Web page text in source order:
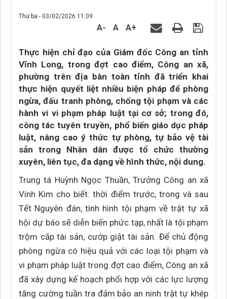
Thứ ba - 03/02/2026 11:09
A- A A+
Thực hiện chỉ đạo của Giám đốc Công an tỉnh
Vĩnh Long, trong đợt cao điểm, Công an xã,
phường trên địa bàn toàn tỉnh đã triển khai
thực hiện quyết liệt nhiều biện pháp để phòng
ngừa, đấu tranh phòng, chống tội phạm và các
hành vi vi phạm pháp luật tại cơ sở; trong đó,
công tác tuyên truyền, phổ biến giáo dục pháp
luật, nâng cao ý thức tự phòng, tự bảo vệ tài
sản trong Nhân dân được tổ chức thường
xuyên, liên tục, đa dạng về hình thức, nội dung.
Trung tá Huỳnh Ngọc Thuần, Trưởng Công an xã
Vinh Kim cho biết: thời điểm trước, trong và sau
Tết Nguyên đán, tình hình tội phạm về trật tự xã
hội dự báo sẽ diễn biến phức tạp, nhất là tội phạm
trộm cắp tài sản, cướp giật tài sản. Để chủ động
phòng ngừa có hiệu quả với các loại tội phạm và
vi phạm pháp luật trong đợt cao điểm, Công an xã
đã xây dựng kế hoạch phối hợp với các lực lượng
tăng cường tuần tra đảm bảo an ninh trật tự khép